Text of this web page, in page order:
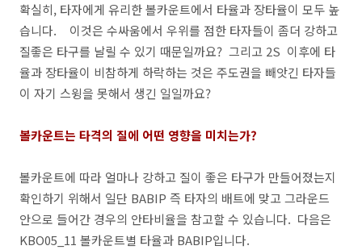
확실히, 타자에게 유리한 볼카운트에서 타율과 장타율이 모두 높
습니다. 이것은 수싸움에서 우위를 점한 타자들이 좀더 강하고
질좋은 타구를 날릴 수 있기 때문일까요? 그리고 2S 이후에 타
율과 장타율이 비참하게 하락하는 것은 주도권을 빼앗긴 타자들
이 자기 스윙을 못해서 생긴 일일까요?
볼카운트는 타격의 질에 어떤 영향을 미치는가?
볼카운트에 따라 얼마나 강하고 질이 좋은 타구가 만들어졌는지
확인하기 위해서 일단 BABIP 즉 타자의 배트에 맞고 그라운드
안으로 들어간 경우의 안타비율을 참고할 수 있습니다. 다음은
KBO05_11 볼카운트별 타율과 BABIP입니다.